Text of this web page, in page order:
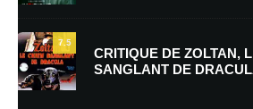
mon prochain commentaire.
Prévenez-moi de tous les nouveaux
Prévenez-moi de tous les nouveaux articles par
7.5
CRITIQUE DE ZOLTAN,
SANGLANT DE